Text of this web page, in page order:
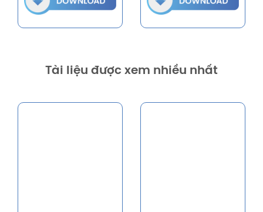
Tài liệu được xem nhiều nhất